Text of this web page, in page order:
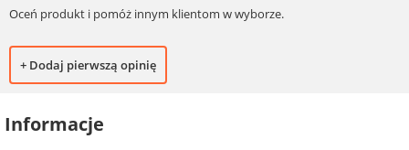
Oceń produkt i pomóż innym klientom w wyborze.
+ Dodaj pierwszą opinię
Informacje